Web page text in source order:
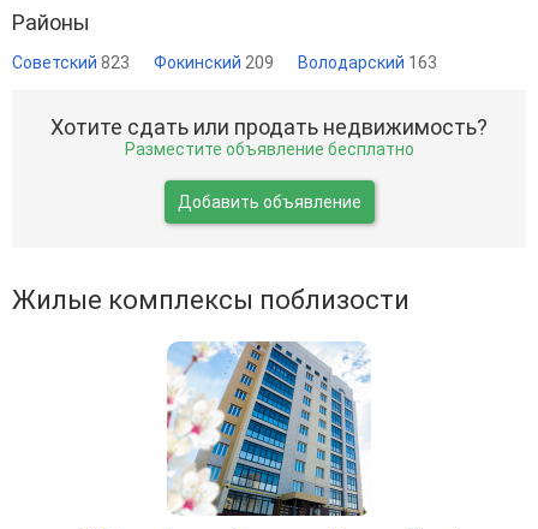
Районы
Советский 823 Фокинский 209 Володарский 163
Хотите сдать или продать недвижимость?
Разместите объявление бесплатно
Добавить объявление
Жилые комплексы поблизости